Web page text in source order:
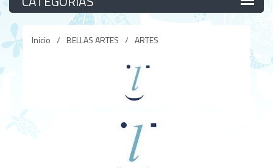
Inicio / BELLAS ARTES / ARTES